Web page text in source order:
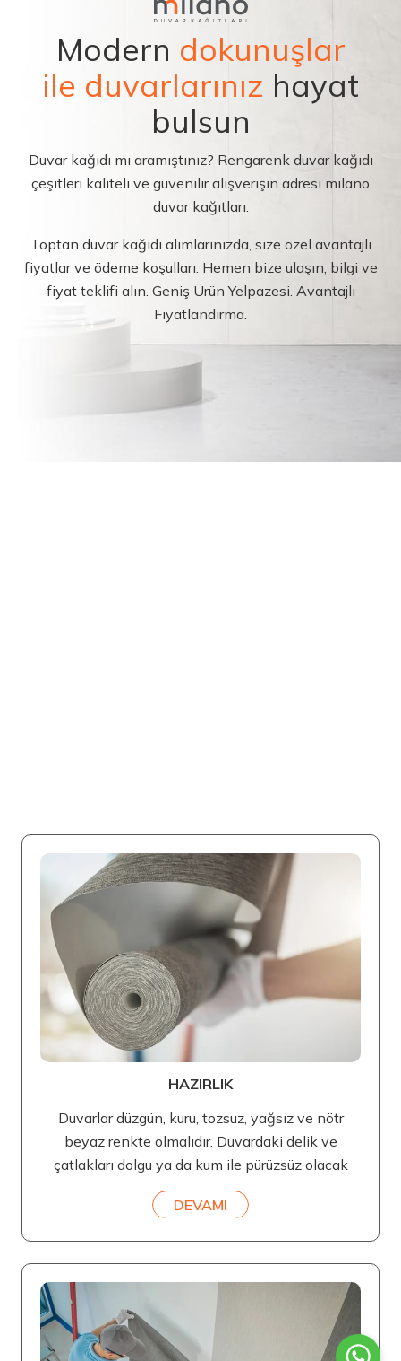
Modern dokunuşlar
ile duvarlarınız hayat
bulsun
Duvar kağıdı mı aramıştınız? Rengarenk duvar kağıdı
çeşitleri kaliteli ve güvenilir alışverişin adresi milano
duvar kağıtları.
Toptan duvar kağıdı alımlarınızda, size özel avantajlı
fiyatlar ve ödeme koşulları. Hemen bize ulaşın, bilgi ve
fiyat teklifi alın. Geniş Ürün Yelpazesi. Avantajlı
Fiyatlandırma.
HAZIRLIK
Duvarlar düzgün, kuru, tozsuz, yağsız ve nötr
beyaz renkte olmalıdır. Duvardaki delik ve
çatlakları dolgu ya da kum ile pürüzsüz olacak
DEVAMI